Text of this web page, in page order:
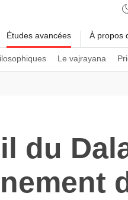
Études avancées
Le vajrayana
À propos
du